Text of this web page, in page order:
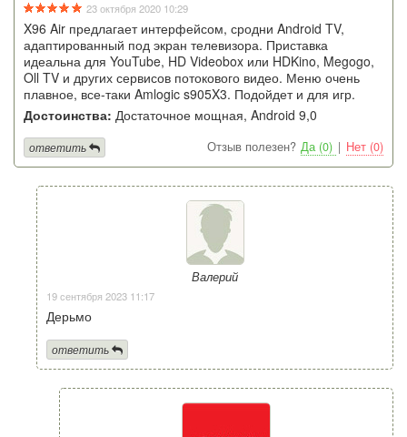
23 октября 2020 10:29
X96 Air предлагает интерфейсом, сродни Android TV,
адаптированный под экран телевизора. Приставка
идеальна для YouTube, HD Videobox или HDKino, Megogo,
Oll TV и других сервисов потокового видео. Меню очень
плавное, все-таки Amlogic s905X3. Подойдет и для игр.
Достоинства: Достаточное мощная, Android 9,0
Отзыв полезен? Да (0) | Нет (0)
ответить
Валерий
19 сентября 2023 11:17
Дерьмо
ответить